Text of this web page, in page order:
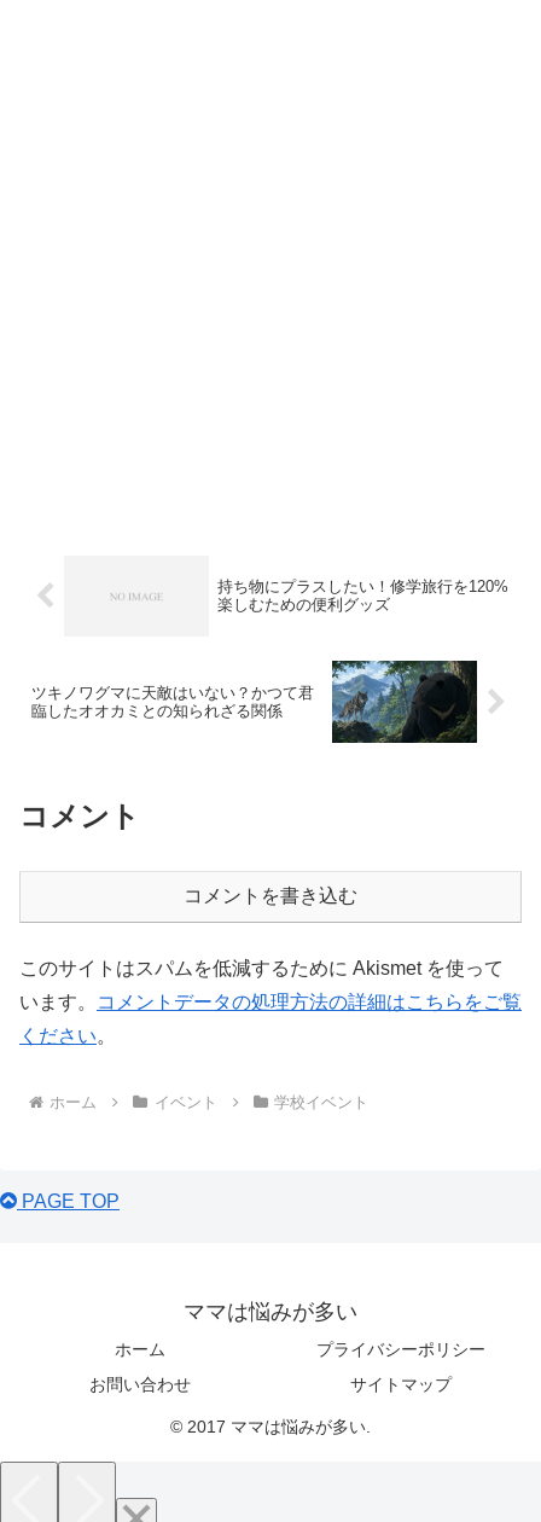
持ち物にプラスしたい！修学旅行を120%
楽しむための便利グッズ
ツキノワグマに天敵はいない？かつて君
臨したオオカミとの知られざる関係
コメント
コメントを書き込む
このサイトはスパムを低減するために Akismet を使って
います。
コメントデータの処理方法の詳細はこちらをご覧
ください。
ホーム イベント 学校イベント
PAGE TOP
ママは悩みが多い
ホーム
プライバシーポリシー
お問い合わせ
サイトマップ
© 2017 ママは悩みが多い.